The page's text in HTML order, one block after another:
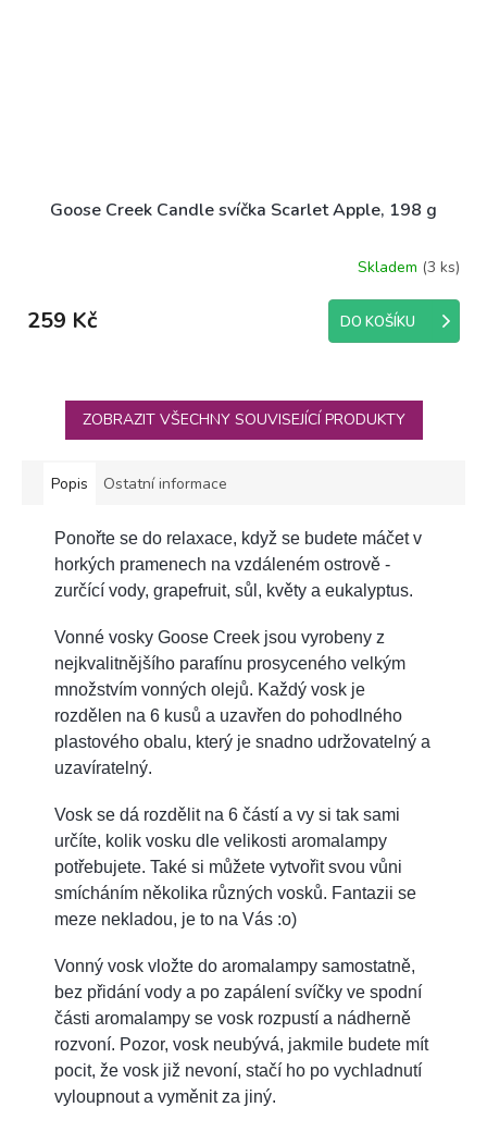
Goose Creek Candle svíčka Scarlet Apple, 198 g
Skladem (3 ks)
259 Kč DO KOŠÍKU
ZOBRAZIT VŠECHNY SOUVISEJÍCÍ PRODUKTY
Popis Ostatní informace
Ponořte se do relaxace, když se budete máčet v
horkých pramenech na vzdáleném ostrově -
zurčící vody, grapefruit, sůl, květy a eukalyptus.
Vonné vosky Goose Creek jsou vyrobeny z
nejkvalitnějšího parafínu prosyceného velkým
množstvím vonných olejů. Každý vosk je
rozdělen na 6 kusů a uzavřen do pohodlného
plastového obalu, který je snadno udržovatelný a
uzavíratelný.
Vosk se dá rozdělit na 6 částí a vy si tak sami
určíte, kolik vosku dle velikosti aromalampy
potřebujete. Také si můžete vytvořit svou vůni
smícháním několika různých vosků. Fantazii se
meze nekladou, je to na Vás :o)
Vonný vosk vložte do aromalampy samostatně,
bez přidání vody a po zapálení svíčky ve spodní
části aromalampy se vosk rozpustí a nádherně
rozvoní. Pozor, vosk neubývá, jakmile budete mít
pocit, že vosk již nevoní, stačí ho po vychladnutí
vyloupnout a vyměnit za jiný.